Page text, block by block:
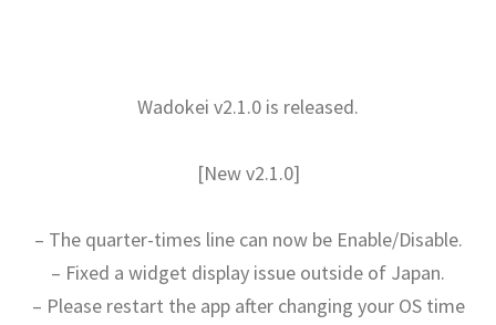
Wadokei v2.1.0 is released.
[New v2.1.0]
– The quarter-times line can now be Enable/Disable.
– Fixed a widget display issue outside of Japan.
– Please restart the app after changing your OS time